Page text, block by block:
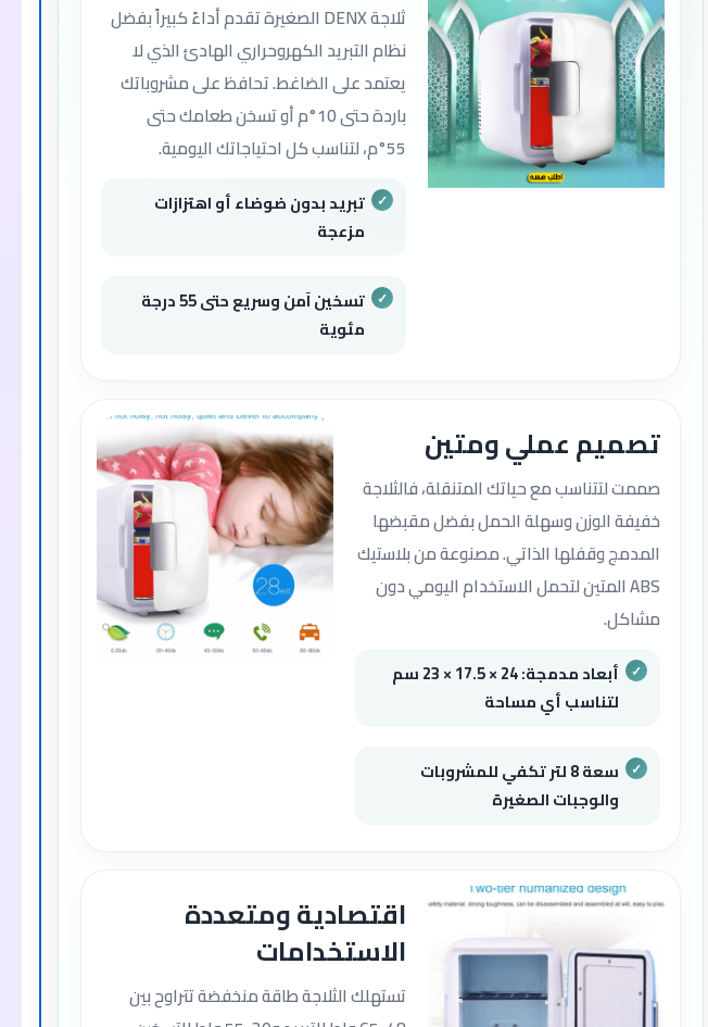
ثلاجة DENX الصغيرة تقدم أداءً كبيراً بفضل
نظام التبريد الكهروحراري الهادئ الذي لا
يعتمد على الضاغط. تحافظ على مشروباتك
باردة حتى 10°م أو تسخن طعامك حتى
55°م، لتناسب كل احتياجاتك اليومية.
تبريد بدون ضوضاء أو اهتزازات
مزعجة
تسخين آمن وسريع حتى 55 درجة
مئوية
تصميم عملي ومتين
صممت لتتناسب مع حياتك المتنقلة، فالثلاجة
خفيفة الوزن وسهلة الحمل بفضل مقبضها
المدمج وقفلها الذاتي. مصنوعة من بلاستيك
ABS المتين لتحمل الاستخدام اليومي دون
مشاكل.
أبعاد مدمجة: 24 × 17.5 × 23 سم
لتناسب أي مساحة
سعة 8 لتر تكفي للمشروبات
والوجبات الصغيرة
اقتصادية ومتعددة
الاستخدامات
تستهلك الثلاجة طاقة منخفضة تتراوح بين